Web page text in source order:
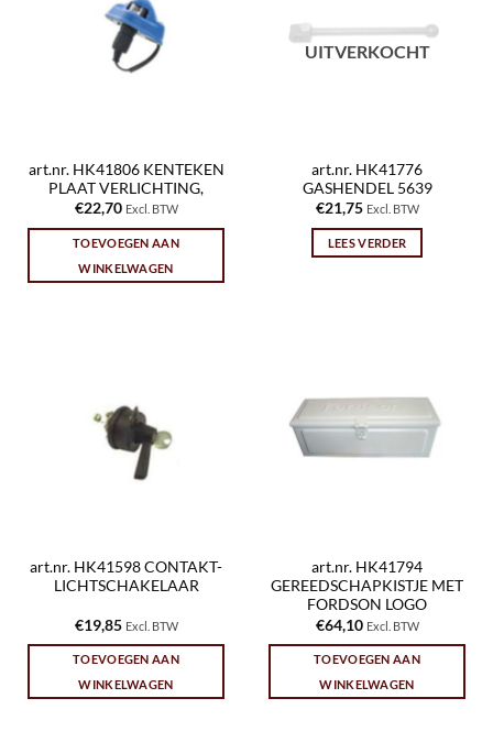
art.nr. HK41806 KENTEKEN
PLAAT VERLICHTING,
€22,70 Excl. BTW
TOEVOEGEN AAN
WINKELWAGEN
UITVERKOCHT
art.nr. HK41776
GASHENDEL 5639
€21,75 Excl. BTW
LEES VERDER
art.nr. HK41598 CONTAKT-
LICHTSCHAKELAAR
€19,85 Excl. BTW
TOEVOEGEN AAN
WINKELWAGEN
art.nr. HK41794
GEREEDSCHAPKISTJE MET
FORDSON LOGO
€64,10 Excl. BTW
TOEVOEGEN AAN
WINKELWAGEN